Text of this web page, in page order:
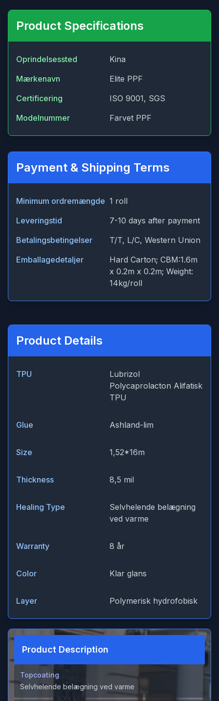
Product Specifications
Oprindelsessted
Kina
Mærkenavn
Elite PPF
Certificering
ISO 9001, SGS
Modelnummer
Farvet PPF
Payment & Shipping Terms
Minimum ordremængde 1 roll
Leveringstid
7-10 days after payment
Betalingsbetingelser
T/T, L/C, Western Union
Emballagedetaljer
Hard Carton; CBM:1.6m
x 0.2m x 0.2m; Weight:
14kg/roll
Product Details
TPU
Lubrizol
Polycaprolacton Alifatisk
TPU
Glue Ashland-lim
Size 1,52*16m
Thickness 8,5 mil
Healing Type
Selvhelende belægning
ved varme
Warranty 8 år
Color Klar glans
Layer Polymerisk hydrofobisk
Product Description
Topcoating
Selvhelende belægning ved varme